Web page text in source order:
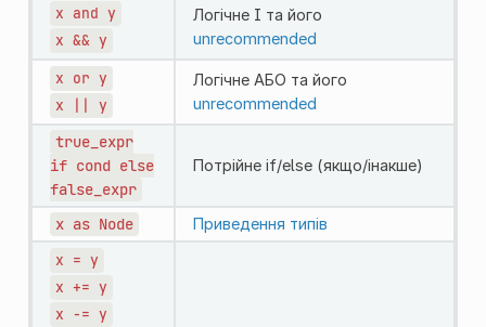
x and y
x && y
Логічне І та його
unrecommended
x or y
x
y
Логічне АБО та його
unrecommended
true_expr
if cond else
false_expr
Потрійне if/else (якщо/інакше)
x as Node
Приведення типів
x = y
x += y
x -= y